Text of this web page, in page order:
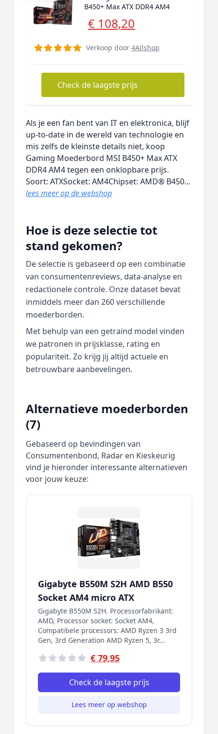
B450+ Max ATX DDR4 AM4
€ 108,20
Verkoop door 4Allshop
Check de laagste prijs
Als je een fan bent van IT en elektronica, blijf
up-to-date in de wereld van technologie en
mis zelfs de kleinste details niet, koop
Gaming Moederbord MSI B450+ Max ATX
DDR4 AM4 tegen een onklopbare prijs.
Soort: ATXSocket: AM4Chipset: AMD® B450...
lees meer op de webshop
Hoe is deze selectie tot
stand gekomen?
De selectie is gebaseerd op een combinatie
van consumentenreviews, data‑analyse en
redactionele controle. Onze dataset bevat
inmiddels meer dan 260 verschillende
moederborden.
Met behulp van een getraind model vinden
we patronen in prijsklasse, rating en
populariteit. Zo krijg jij altijd actuele en
betrouwbare aanbevelingen.
Alternatieve moederborden
(7)
Gebaseerd op bevindingen van
Consumentenbond, Radar en Kieskeurig
vind je hieronder interessante alternatieven
voor jouw keuze:
Gigabyte B550M S2H AMD B550
Socket AM4 micro ATX
Gigabyte B550M S2H. Processorfabrikant:
AMD, Processor socket: Socket AM4,
Compatibele processors: AMD Ryzen 3 3rd
Gen, 3rd Generation AMD Ryzen 5, 3r...
€ 79,95
Check de laagste prijs
Lees meer op webshop